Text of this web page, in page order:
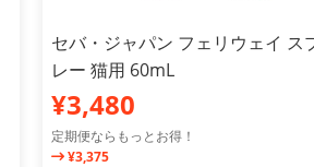
セバ・ジャパン フェリウェイ ス
レー 猫用 60mL
¥3,480
定期便ならもっとお得！
¥3,375